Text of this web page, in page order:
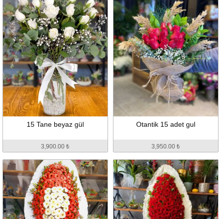
15 Tane beyaz gül
3,900.00 ₺
Otantik 15 adet gul
3,950.00 ₺